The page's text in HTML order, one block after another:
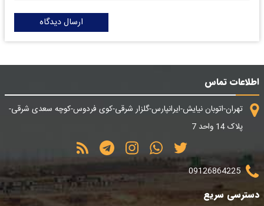
ارسال دیدگاه
اطلاعات تماس
تهران-اتوبان نیایش-ایرانپارس-گلزار شرقی-کوی فردوس-کوچه سعدی شرقی-
پلاک 14 واحد 7
09126864225
دسترسی سریع